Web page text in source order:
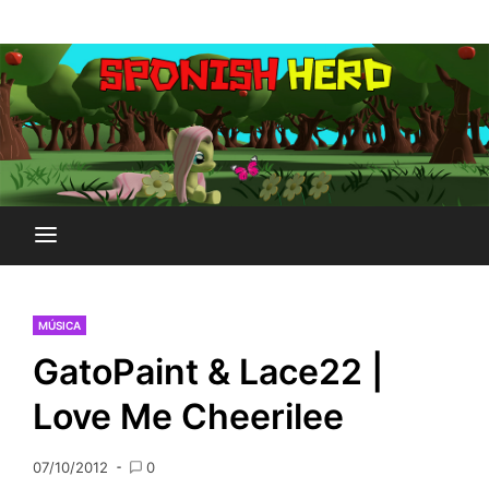
al
contenido
SPONISH HERD
MÚSICA
GatoPaint & Lace22 |
Love Me Cheerilee
07/10/2012 0